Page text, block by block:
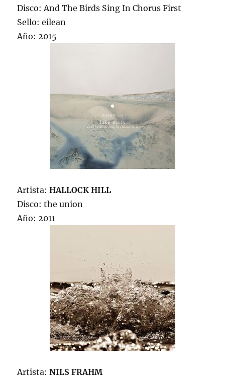
Disco: And The Birds Sing In Chorus First
Sello: eilean
Año: 2015
Artista:HALLOCK HILL
Disco: the union
Año: 2011
Artista:NILS FRAHM